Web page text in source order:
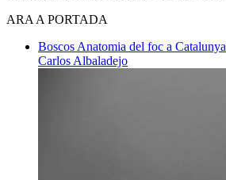
ARA A PORTADA
Boscos Anatomia del foc a Catalunya
Carlos Albaladejo